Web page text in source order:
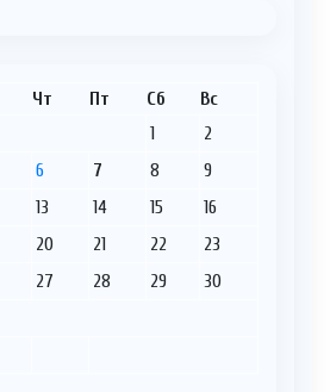
Чт Пт Сб Вс
1
2
6 7 8
9
13 14 15
16
20 21 22
23
27 28 29
30